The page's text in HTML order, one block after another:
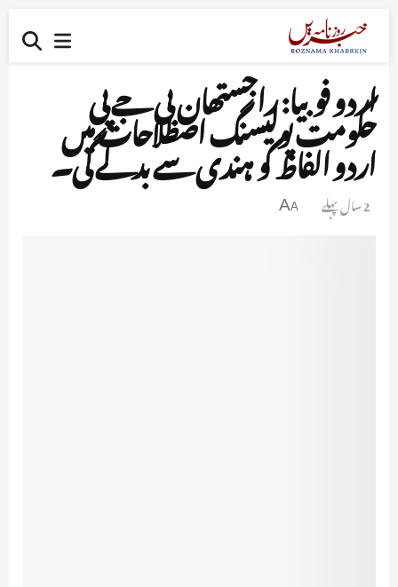
اردو فوبیا: راجستھان بی جے پی
حکومت پولیسنگ اصطلاحات میں
اردو الفاظ کو ہندی سے بدلے گی۔
2 سال پہلے A
A